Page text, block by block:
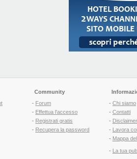
Community
- Forum
- Effettua l'accesso
- Registrati gratis
- Recupera la password
- Chi siamo
- Contatti
-
- Lavora
- Mappa
- La tua